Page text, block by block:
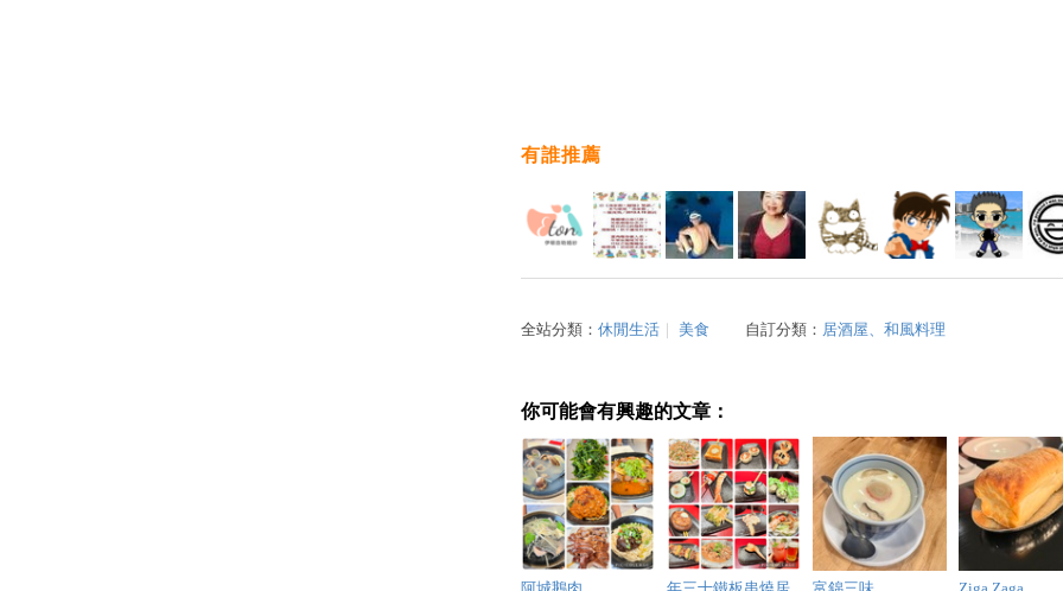
有誰推薦
全站分類： 休閒生活 美食 自訂分類： 居酒屋、和風料理
你可能會有興趣的文章：